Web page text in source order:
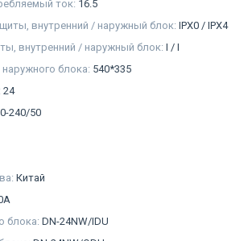
ток: 16.5
внутренний / наружный блок: IPX0 / IPX4
внутренний / наружный блок: I / I
блока: 540*335
24
240/50
Китай
блока: DN-24NW/IDU